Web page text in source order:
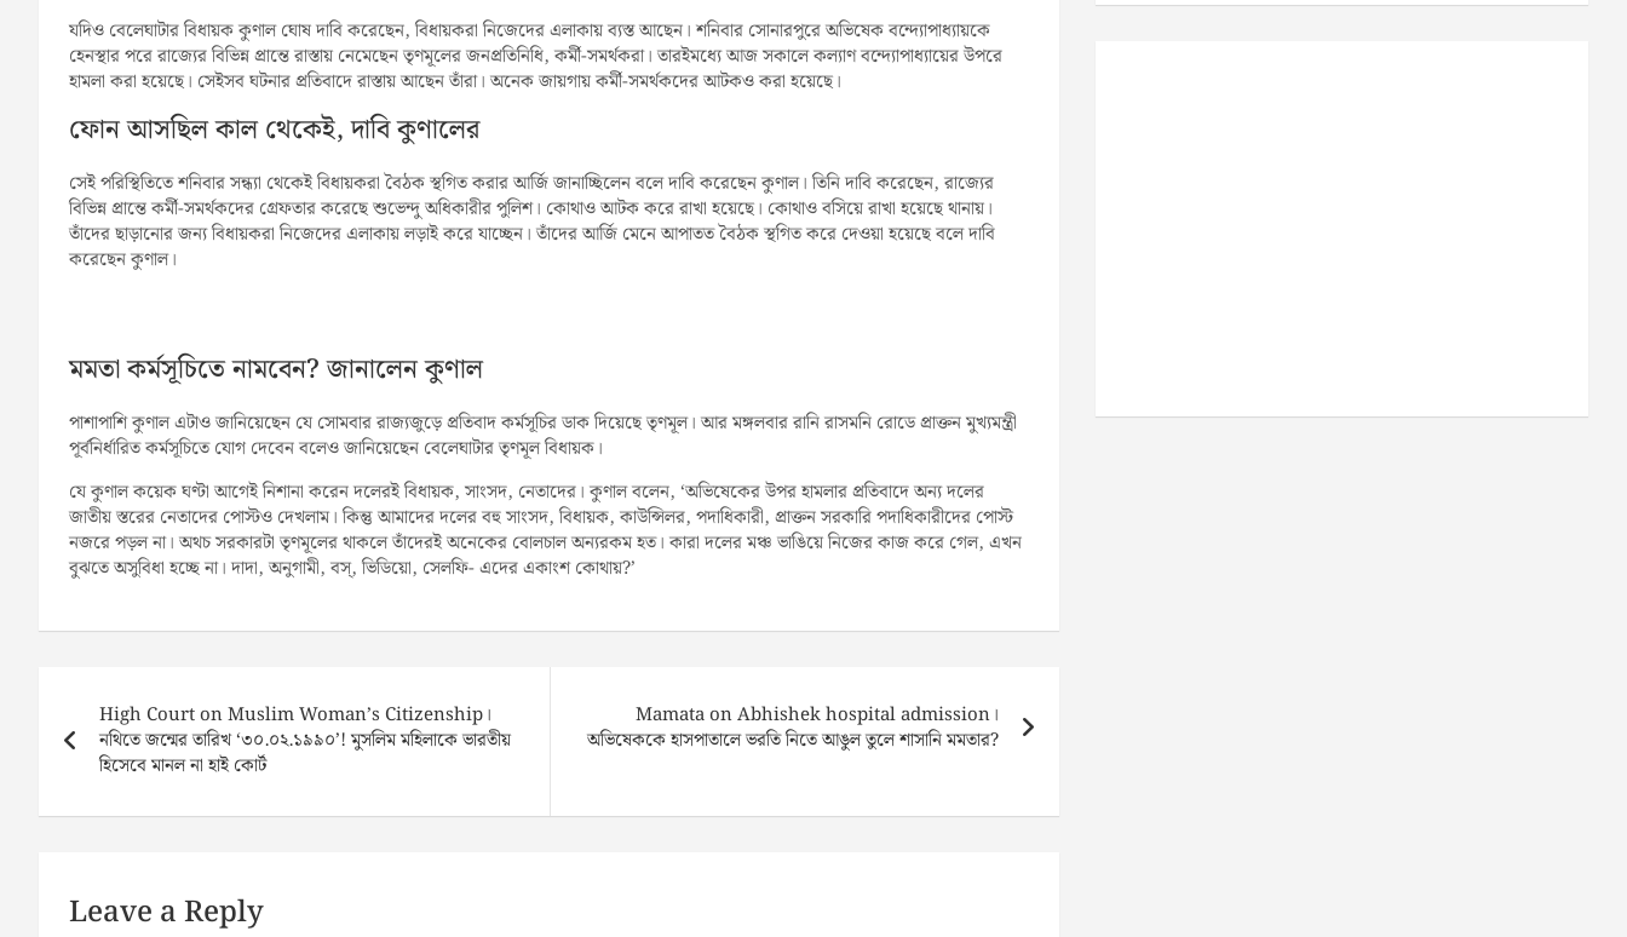
যদিও বেলেঘাটার বিধায়ক কুণাল ঘোষ দাবি করেছেন, বিধায়করা নিজেদের এলাকায় ব্যস্ত আছেন। শনিবার সোনারপুরে অভিষেক বন্দ্যোপাধ্যায়কে
হেনস্থার পরে রাজ্যের বিভিন্ন প্রান্তে রাস্তায় নেমেছেন তৃণমূলের জনপ্রতিনিধি, কর্মী-সমর্থকরা। তারইমধ্যে আজ সকালে কল্যাণ বন্দ্যোপাধ্যায়ের উপরে
হামলা করা হয়েছে। সেইসব ঘটনার প্রতিবাদে রাস্তায় আছেন তাঁরা। অনেক জায়গায় কর্মী-সমর্থকদের আটকও করা হয়েছে।
ফোন আসছিল কাল থেকেই, দাবি কুণালের
সেই পরিস্থিতিতে শনিবার সন্ধ্যা থেকেই বিধায়করা বৈঠক স্থগিত করার আর্জি জানাচ্ছিলেন বলে দাবি করেছেন কুণাল। তিনি দাবি করেছেন, রাজ্যের
বিভিন্ন প্রান্তে কর্মী-সমর্থকদের গ্রেফতার করেছে শুভেন্দু অধিকারীর পুলিশ। কোথাও আটক করে রাখা হয়েছে। কোথাও বসিয়ে রাখা হয়েছে থানায়।
তাঁদের ছাড়ানোর জন্য বিধায়করা নিজেদের এলাকায় লড়াই করে যাচ্ছেন। তাঁদের আর্জি মেনে আপাতত বৈঠক স্থগিত করে দেওয়া হয়েছে বলে দাবি
করেছেন কুণাল।
মমতা কর্মসূচিতে নামবেন? জানালেন কুণাল
পাশাপাশি কুণাল এটাও জানিয়েছেন যে সোমবার রাজ্যজুড়ে প্রতিবাদ কর্মসূচির ডাক দিয়েছে তৃণমূল। আর মঙ্গলবার রানি রাসমনি রোডে প্রাক্তন মুখ্যমন্ত্রী
পূর্বনির্ধারিত কর্মসূচিতে যোগ দেবেন বলেও জানিয়েছেন বেলেঘাটার তৃণমূল বিধায়ক।
যে কুণাল কয়েক ঘণ্টা আগেই নিশানা করেন দলেরই বিধায়ক, সাংসদ, নেতাদের। কুণাল বলেন, ‘অভিষেকের উপর হামলার প্রতিবাদে অন্য দলের
জাতীয় স্তরের নেতাদের পোস্টও দেখলাম। কিন্তু আমাদের দলের বহু সাংসদ, বিধায়ক, কাউন্সিলর, পদাধিকারী, প্রাক্তন সরকারি পদাধিকারীদের পোস্ট
নজরে পড়ল না। অথচ সরকারটা তৃণমূলের থাকলে তাঁদেরই অনেকের বোলচাল অন্যরকম হত। কারা দলের মঞ্চ ভাঙিয়ে নিজের কাজ করে গেল, এখন
বুঝতে অসুবিধা হচ্ছে না। দাদা, অনুগামী, বস্, ভিডিয়ো, সেলফি- এদের একাংশ কোথায়?’
navigation
High Court on Muslim Woman’s Citizenship।
নথিতে জন্মের তারিখ ‘৩০.০২.১৯৯০’! মুসলিম মহিলাকে ভারতীয়
হিসেবে মানল না হাই কোর্ট
Mamata on Abhishek hospital admission।
অভিষেককে হাসপাতালে ভরতি নিতে আঙুল তুলে শাসানি মমতার?
Leave a Reply